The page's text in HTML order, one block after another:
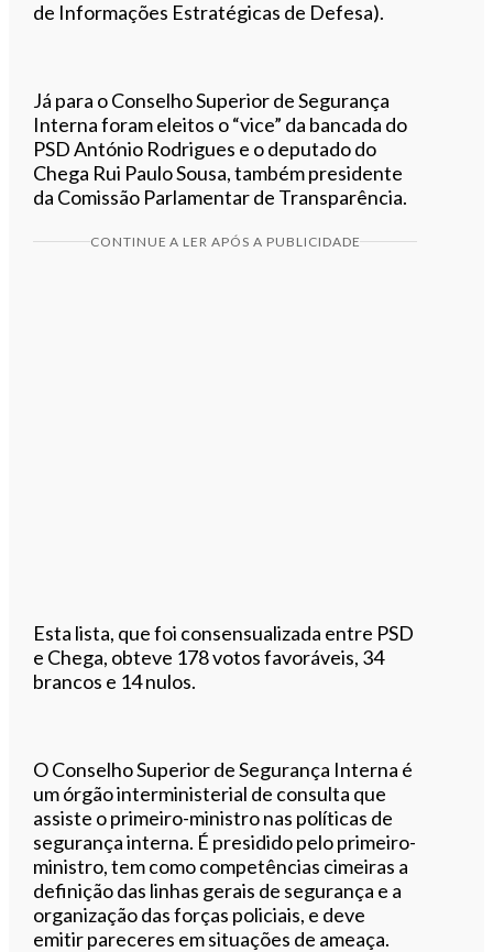
de Informações Estratégicas de Defesa).
Já para o Conselho Superior de Segurança
Interna foram eleitos o “vice” da bancada do
PSD António Rodrigues e o deputado do
Chega Rui Paulo Sousa, também presidente
da Comissão Parlamentar de Transparência.
CONTINUE A LER APÓS A PUBLICIDADE
Esta lista, que foi consensualizada entre PSD
e Chega, obteve 178 votos favoráveis, 34
brancos e 14 nulos.
O Conselho Superior de Segurança Interna é
um órgão interministerial de consulta que
assiste o primeiro-ministro nas políticas de
segurança interna. É presidido pelo primeiro-
ministro, tem como competências cimeiras a
definição das linhas gerais de segurança e a
organização das forças policiais, e deve
emitir pareceres em situações de ameaça.